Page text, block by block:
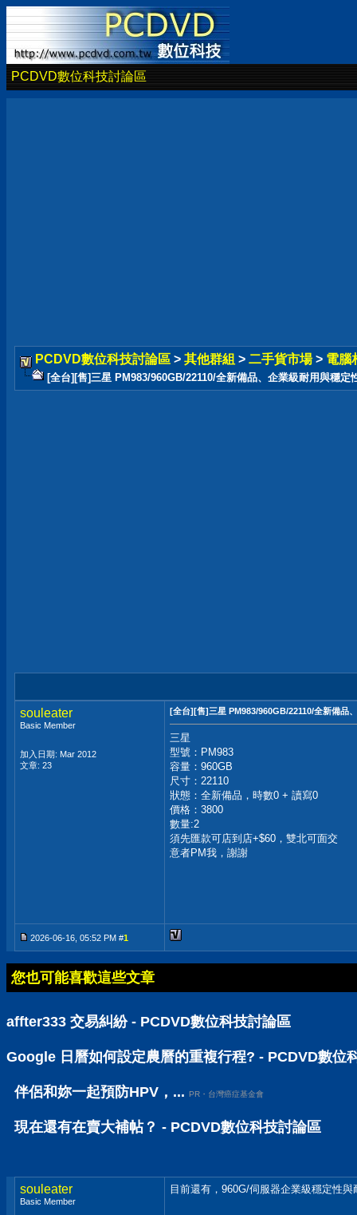
PCDVD數位科技討論區
PCDVD數位科技討論區 > 其他群組 > 二手貨市場 > 電腦
[全台][售]三星 PM983/960GB/22110/全新備品、企業級耐用與穩定
souleater
Basic Member
加入日期: Mar 2012
文章: 23
[全台][售]三星 PM983/960GB/22110/全新備品
三星
型號：PM983
容量：960GB
尺寸：22110
狀態：全新備品，時數0 + 讀寫0
價格：3800
數量:2
須先匯款可店到店+$60，雙北可面交
意者PM我，謝謝
2026-06-16, 05:52 PM #1
您也可能喜歡這些文章
affter333 交易糾紛 - PCDVD數位科技討論區
Google 日曆如何設定農曆的重複行程? - PCDVD數位
伴侶和妳一起預防HPV，... PR・台灣癌症基金會
現在還有在賣大補帖？ - PCDVD數位科技討論區
souleater
Basic Member
目前還有，960G/伺服器企業級穩定性與